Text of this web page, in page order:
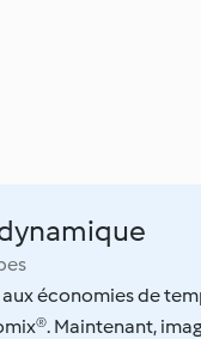
aux économies de
Maintenant,